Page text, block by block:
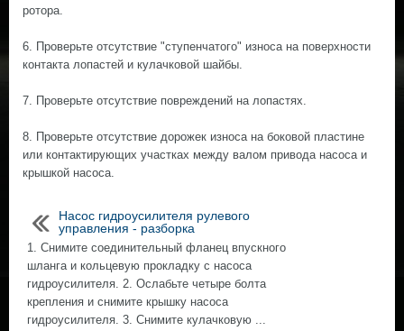
ротора.
6. Проверьте отсутствие "ступенчатого" износа на поверхности
контакта лопастей и кулачковой шайбы.
7. Проверьте отсутствие повреждений на лопастях.
8. Проверьте отсутствие дорожек износа на боковой пластине
или контактирующих участках между валом привода насоса и
крышкой насоса.
Насос гидроусилителя рулевого
управления - разборка
1. Снимите соединительный фланец впускного
шланга и кольцевую прокладку с насоса
гидроусилителя. 2. Ослабьте четыре болта
крепления и снимите крышку насоса
гидроусилителя. 3. Снимите кулачковую ...